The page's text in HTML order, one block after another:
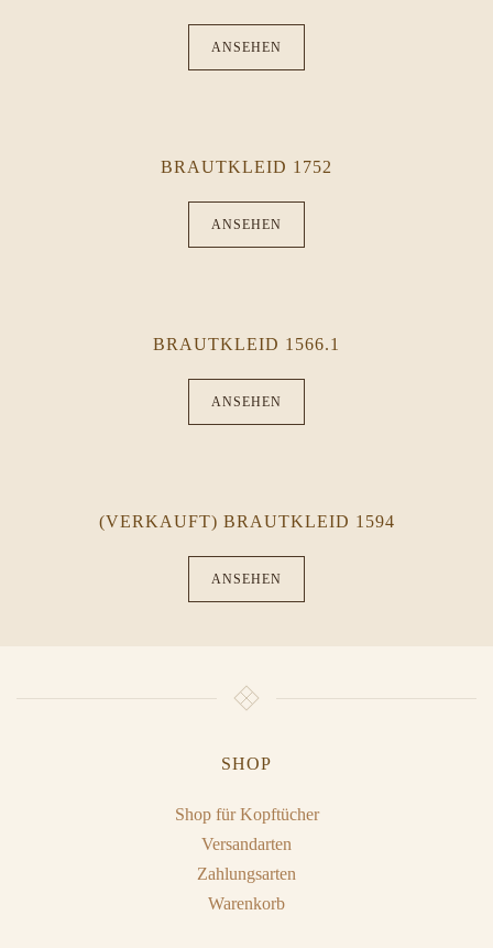
ANSEHEN
BRAUTKLEID 1752
ANSEHEN
BRAUTKLEID 1566.1
ANSEHEN
(VERKAUFT) BRAUTKLEID 1594
ANSEHEN
SHOP
Shop für Kopftücher
Versandarten
Zahlungsarten
Warenkorb